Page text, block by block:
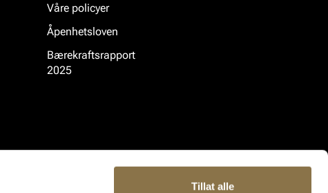
Tillat alle
Våre policyer
Åpenhetsloven
Bærekraftsrapport
2025